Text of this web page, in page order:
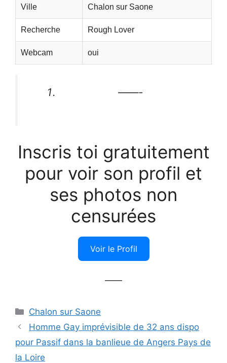
Ville Chalon sur Saone
Recherche Rough Lover
Webcam oui
——-
Inscris toi gratuitement
pour voir son profil et
ses photos non
censurées
Voir le Profil
——
Catégories
Chalon sur Saone
Homme Gay imprévisible de 32 ans dispo
pour Passif dans la banlieue de Angers Pays de
la Loire